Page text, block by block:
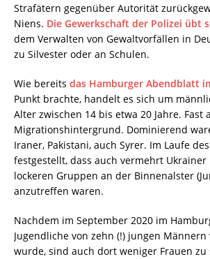
Strafätern gegenüber Autorität
Niens. Die Gewerkschaft der Polizei übt
dem Verwalten von Gewaltvorfällen in
zu Silvester oder an Schulen.
Wie bereits das Hamburger Abendblatt
Punkt brachte, handelt es sich um
Alter zwischen 14 bis etwa 20 Jahre. Fast
Migrationshintergrund. Dominierend
Iraner, Pakistani, auch Syrer. Im Laufe
festgestellt, dass auch vermehrt
lockeren Gruppen an der Binnenalster
anzutreffen waren.
Nachdem im September 2020 im
Jugendliche von zehn (!) jungen
wurde, sind auch dort weniger Frauen